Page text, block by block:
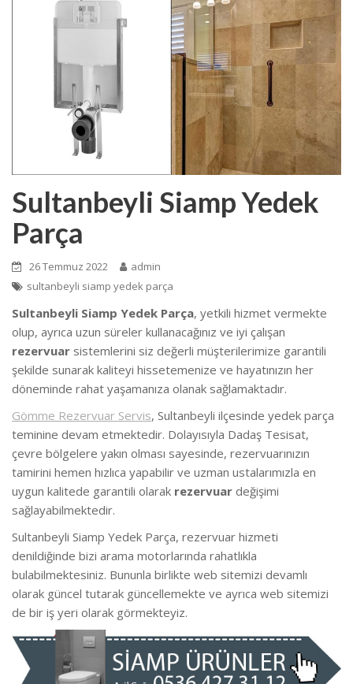
Sultanbeyli Siamp Yedek
Parça
26 Temmuz 2022
admin
sultanbeyli siamp yedek parça
Sultanbeyli Siamp Yedek Parça, yetkili hizmet vermekte
olup, ayrıca uzun süreler kullanacağınız ve iyi çalışan
rezervuar sistemlerini siz değerli müşterilerimize garantili
şekilde sunarak kaliteyi hissetemenize ve hayatınızın her
döneminde rahat yaşamanıza olanak sağlamaktadır.
Gömme Rezervuar Servis, Sultanbeyli ilçesinde yedek parça
teminine devam etmektedir. Dolayısıyla Dadaş Tesisat,
çevre bölgelere yakın olması sayesinde, rezervuarınızın
tamirini hemen hızlıca yapabilir ve uzman ustalarımızla en
uygun kalitede garantili olarak rezervuar değişimi
sağlayabilmektedir.
Sultanbeyli Siamp Yedek Parça, rezervuar hizmeti
denildiğinde bizi arama motorlarında rahatlıkla
bulabilmektesiniz. Bununla birlikte web sitemizi devamlı
olarak güncel tutarak güncellemekte ve ayrıca web sitemizi
de bir iş yeri olarak görmekteyiz.